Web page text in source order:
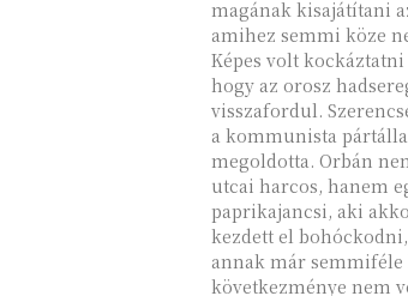
magának kisajátítani
amihez semmi köze
Képes volt kockáztatni
hogy az orosz
visszafordul.
a kommunista
megoldotta. Orbán nem volt
utcai harcos, hanem
paprikajancsi, aki
kezdett el
annak már
következménye nem